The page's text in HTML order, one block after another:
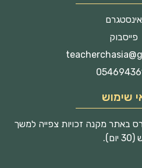
אינסטגרם
פייסבוק
שימוש
באתר מקנה זכויות צפייה למשך